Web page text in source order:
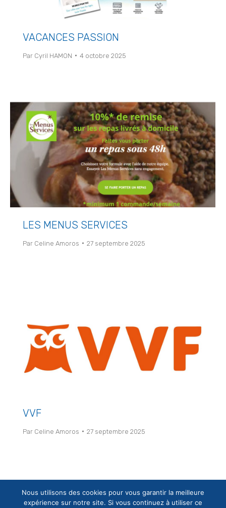
VACANCES PASSION
Par Cyril HAMON 4 octobre 2025
LES MENUS SERVICES
Par Celine Amoros 27 septembre 2025
VVF
Par Celine Amoros 27 septembre 2025
Nous utilisons des cookies pour vous garantir la meilleure
expérience sur notre site. Si vous continuez à utiliser ce